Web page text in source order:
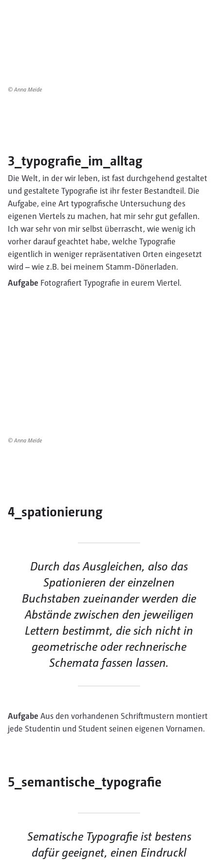
© Anna Meide
3_typografie_im_alltag
Die Welt, in der wir leben, ist fast durchgehend gestaltet
und gestaltete Typografie ist ihr fester Bestandteil. Die
Aufgabe, eine Art typografische Untersuchung des
eigenen Viertels zu machen, hat mir sehr gut gefallen.
Ich war sehr von mir selbst überrascht, wie wenig ich
vorher darauf geachtet habe, welche Typografie
eigentlich in weniger repräsentativen Orten eingesetzt
wird – wie z.B. bei meinem Stamm-Dönerladen.
Aufgabe Fotografiert Typografie in eurem Viertel.
© Anna Meide
4_spationierung
Durch das Ausgleichen, also das
Spationieren der einzelnen
Buchstaben zueinander werden die
Abstände zwischen den jeweiligen
Lettern bestimmt, die sich nicht in
geometrische oder rechnerische
Schemata fassen lassen.
Aufgabe Aus den vorhandenen Schriftmustern montiert
jede Studentin und Student seinen eigenen Vornamen.
5_semantische_typografie
Sematische Typografie ist bestens
dafür geeignet, einen Eindruckl